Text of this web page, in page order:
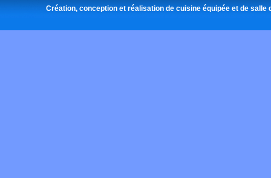
Création, conception et réalisation de cuisine équipée et de